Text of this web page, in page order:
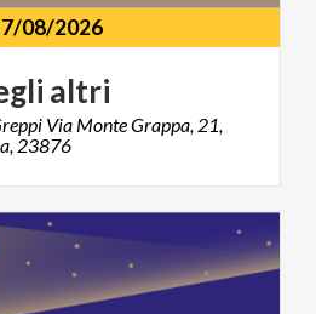
08/2026
altri
Via Monte Grappa, 21,
23876